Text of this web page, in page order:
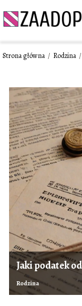
Strona główna / Rodzina /
Jaki podatek
Rodzina